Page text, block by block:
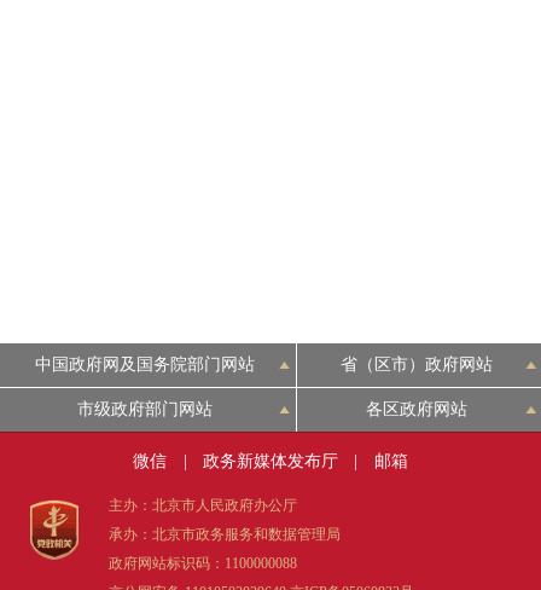
ENGLISH
ITALIANO
中国政府网及国务院部门网站 省（区市）政府网站
市级政府部门网站 各区政府网站
微信 政务新媒体发布厅 邮箱
主办：北京市人民政府办公厅
承办：北京市政务服务和数据管理局
政府网站标识码：1100000088